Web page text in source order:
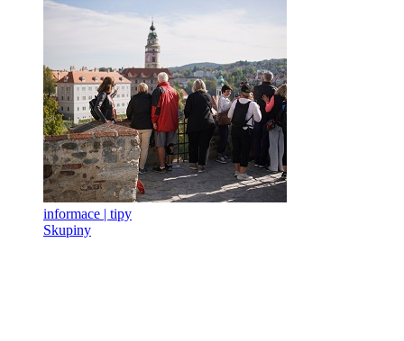
informace | tipy
Skupiny